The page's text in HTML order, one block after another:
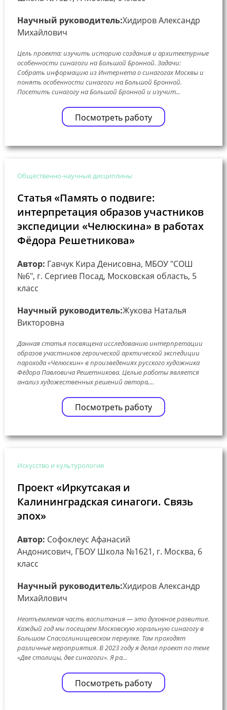
Научный руководитель:Хидиров Александр
Михайлович
Цель проекта: изучить историю создания и архитектурные
особенности синагоги на Большой Бронной. Задачи:
Собрать информацию из Интернета о синагогах Москвы и
понять особенности синагоги на Большой Бронной.
Посетить синагогу на Большой Бронной и изучит...
Посмотреть работу
Общественно-научные дисциплины
Статья «Память о подвиге:
интерпретация образов участников
экспедиции «Челюскина» в работах
Фёдора Решетникова»
Автор: Гавчук Кира Денисовна, МБОУ "СОШ
№6", г. Сергиев Посад, Московская область, 5
класс
Научный руководитель:Жукова Наталья
Викторовна
Данная статья посвящена исследованию интерпретации
образов участников героической арктической экспедиции
парохода «Челюскин» в произведениях русского художника
Фёдора Павловича Решетникова. Целью работы является
анализ художественных решений автора,...
Посмотреть работу
Искусство и культурология
Проект «Иркутсакая и
Калининградская синагоги. Связь
эпох»
Автор: Софоклеус Афанасий
Андонисович, ГБОУ Школа №1621, г. Москва, 6
класс
Научный руководитель:Хидиров Александр
Михайлович
Неотъемлемая часть воспитания — это духовное развитие.
Каждый год мы посещаем Московскую хоральную синагогу в
Большом Спасоглинищевском переулке. Там проходят
различные мероприятия. В 2023 году я делал проект по теме
«Две столицы, две синагоги». Я ра...
Посмотреть работу